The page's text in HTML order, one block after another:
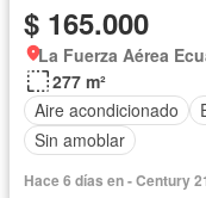
$ 165.000
La Fuerza Aérea
277 m²
Aire acondicionado
Sin amoblar
Hace 6 días en - Century